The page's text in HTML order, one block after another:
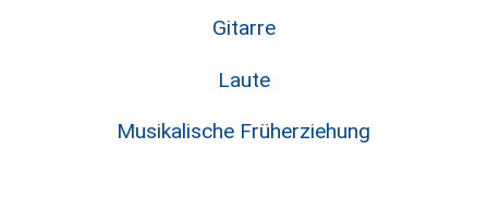
Gitarre
Laute
Musikalische Früherziehung